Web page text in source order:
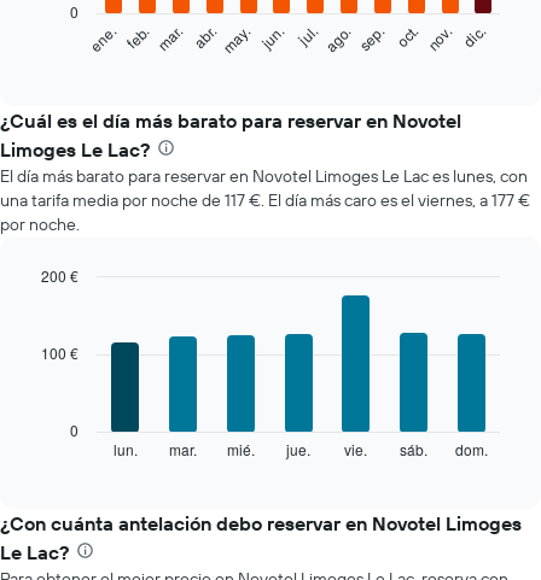
siguiente
el
medio
de
una
habitación
mes
muestra
El
gráfico
muestra
ene. feb. mar. abr. may. jun. jul. ago. sep. oct. nov. dic.
0
¿Cuál es el día más barato para reservar en Novotel
Limoges Le Lac?
El día más barato para reservar en Novotel Limoges Le Lac es lunes, con
una tarifa media por noche de 117 €. El día más caro es el viernes, a 177 €
por noche.
el
precio
medio
lun. mar. mié. jue. vie. sáb. dom.
0
100 €
200 €
¿Con cuánta antelación debo reservar en Novotel Limoges
Le Lac?